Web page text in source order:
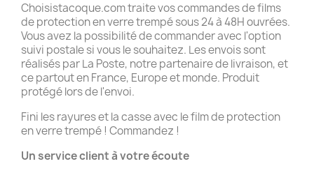
Choisistacoque.com traite vos commandes de films
de protection en verre trempé sous 24 à 48H ouvrées.
Vous avez la possibilité de commander avec l'option
suivi postale si vous le souhaitez. Les envois sont
réalisés par La Poste, notre partenaire de livraison, et
ce partout en France, Europe et monde. Produit
protégé lors de l'envoi.
Fini les rayures et la casse avec le film de protection
en verre trempé ! Commandez !
Un service client à votre écoute